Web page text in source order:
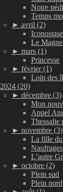
Notre
Temps
► avril (2)
Le
► mars (1)
Princesse
► février (1)
Loin des
2024 (20)
► décembre (3)
Mon
Appel
Thessalie
► novembre (3)
La fille
Naufrages
L’autre
► octobre (2)
Plein sud
Plein nord